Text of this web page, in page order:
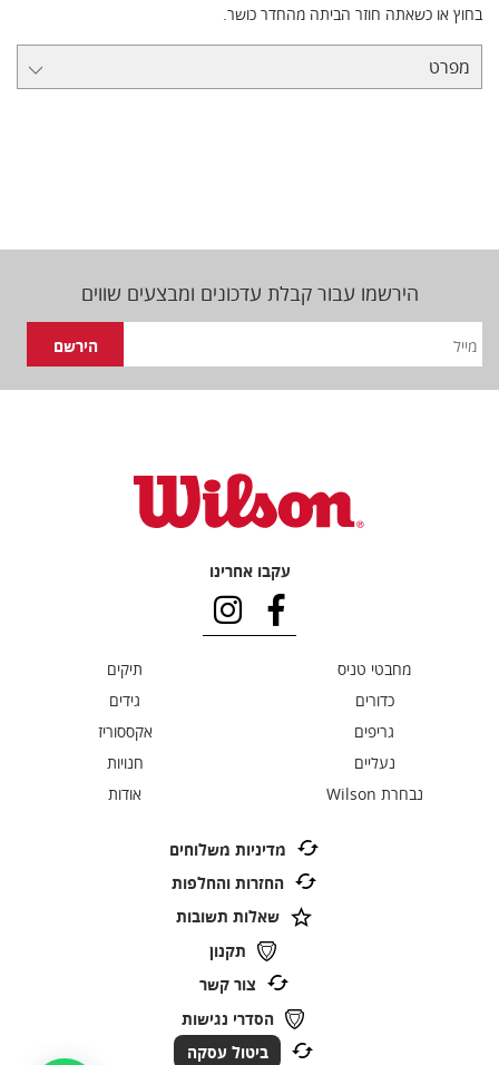
בחוץ או כשאתה חוזר הביתה מהחדר כושר.
מפרט
הירשמו עבור קבלת עדכונים ומבצעים שווים
עקבו אחרינו
מחבטי טניס
תיקים
כדורים
גידים
גריפים
אקססוריז
נעליים
חנויות
נבחרת Wilson
אודות
מדיניות משלוחים
החזרות והחלפות
שאלות תשובות
תקנון
צור קשר
הסדרי נגישות
ביטול עסקה